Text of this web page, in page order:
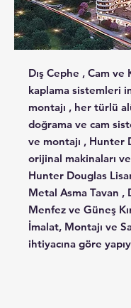
Dış Cephe , Cam ve
kaplama sistemleri
montajı , her türlü
doğrama ve cam
ve montajı , Hunter
orijinal makinaları
Hunter Douglas
Metal Asma Tavan ,
Menfez ve Güneş
İmalat, Montajı ve
ihtiyacına göre